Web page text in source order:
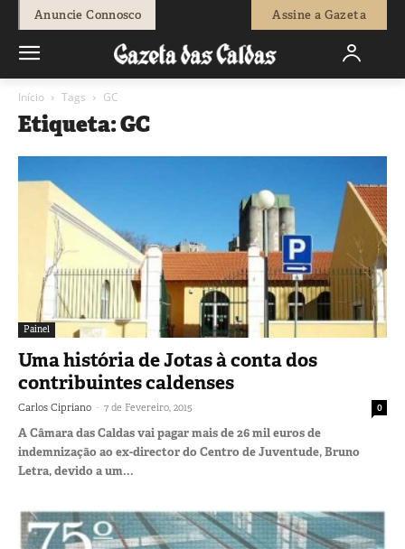
Anuncie Connosco Assine a Gazeta
Início Tags GC
Etiqueta: GC
Painel
Uma história de Jotas à conta dos
contribuintes caldenses
Carlos Cipriano - 7 de Fevereiro, 2015 0
A Câmara das Caldas vai pagar mais de 26 mil euros de
indemnização ao ex-director do Centro de Juventude, Bruno
Letra, devido a um...